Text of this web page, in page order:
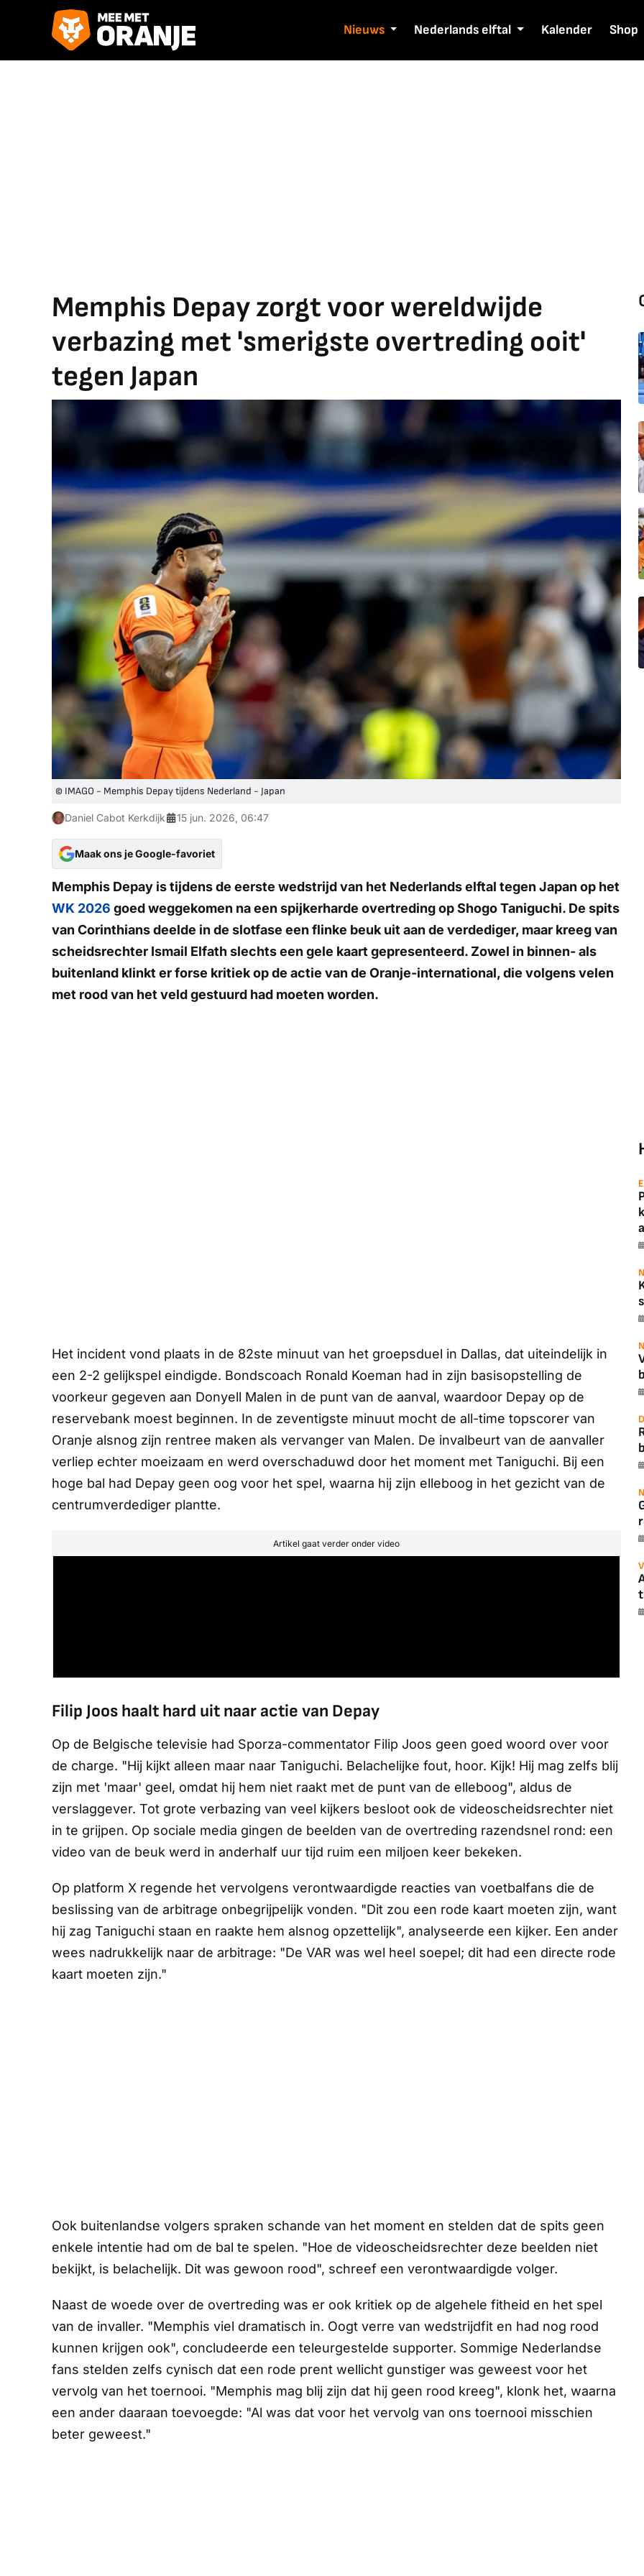
Nieuws Nederlands elftal Kalender Shop
Memphis Depay zorgt voor wereldwijde
verbazing met 'smerigste overtreding ooit'
tegen Japan
© IMAGO - Memphis Depay tijdens Nederland - Japan
Daniel Cabot Kerkdijk 15 jun. 2026, 06:47
Maak ons je Google-favoriet
Memphis Depay is tijdens de eerste wedstrijd van het Nederlands elftal tegen Japan op het
WK 2026 goed weggekomen na een spijkerharde overtreding op Shogo Taniguchi. De spits
van Corinthians deelde in de slotfase een flinke beuk uit aan de verdediger, maar kreeg van
scheidsrechter Ismail Elfath slechts een gele kaart gepresenteerd. Zowel in binnen- als
buitenland klinkt er forse kritiek op de actie van de Oranje-international, die volgens velen
met rood van het veld gestuurd had moeten worden.
Het incident vond plaats in de 82ste minuut van het groepsduel in Dallas, dat uiteindelijk in
een 2-2 gelijkspel eindigde. Bondscoach Ronald Koeman had in zijn basisopstelling de
voorkeur gegeven aan Donyell Malen in de punt van de aanval, waardoor Depay op de
reservebank moest beginnen. In de zeventigste minuut mocht de all-time topscorer van
Oranje alsnog zijn rentree maken als vervanger van Malen. De invalbeurt van de aanvaller
verliep echter moeizaam en werd overschaduwd door het moment met Taniguchi. Bij een
hoge bal had Depay geen oog voor het spel, waarna hij zijn elleboog in het gezicht van de
centrumverdediger plantte.
Artikel gaat verder onder video
Filip Joos haalt hard uit naar actie van Depay
Op de Belgische televisie had Sporza-commentator Filip Joos geen goed woord over voor
de charge. "Hij kijkt alleen maar naar Taniguchi. Belachelijke fout, hoor. Kijk! Hij mag zelfs blij
zijn met 'maar' geel, omdat hij hem niet raakt met de punt van de elleboog", aldus de
verslaggever. Tot grote verbazing van veel kijkers besloot ook de videoscheidsrechter niet
in te grijpen. Op sociale media gingen de beelden van de overtreding razendsnel rond: een
video van de beuk werd in anderhalf uur tijd ruim een miljoen keer bekeken.
Op platform X regende het vervolgens verontwaardigde reacties van voetbalfans die de
beslissing van de arbitrage onbegrijpelijk vonden. "Dit zou een rode kaart moeten zijn, want
hij zag Taniguchi staan en raakte hem alsnog opzettelijk", analyseerde een kijker. Een ander
wees nadrukkelijk naar de arbitrage: "De VAR was wel heel soepel; dit had een directe rode
kaart moeten zijn."
Ook buitenlandse volgers spraken schande van het moment en stelden dat de spits geen
enkele intentie had om de bal te spelen. "Hoe de videoscheidsrechter deze beelden niet
bekijkt, is belachelijk. Dit was gewoon rood", schreef een verontwaardigde volger.
Naast de woede over de overtreding was er ook kritiek op de algehele fitheid en het spel
van de invaller. "Memphis viel dramatisch in. Oogt verre van wedstrijdfit en had nog rood
kunnen krijgen ook", concludeerde een teleurgestelde supporter. Sommige Nederlandse
fans stelden zelfs cynisch dat een rode prent wellicht gunstiger was geweest voor het
vervolg van het toernooi. "Memphis mag blij zijn dat hij geen rood kreeg", klonk het, waarna
een ander daaraan toevoegde: "Al was dat voor het vervolg van ons toernooi misschien
beter geweest."